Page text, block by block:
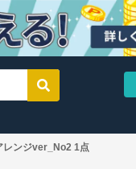
レンジver_No2 1点